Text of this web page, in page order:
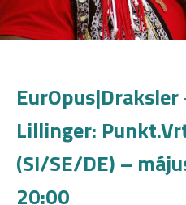
EurOpus|Draksler
Lillinger:
(SI/SE/DE) –
20:00